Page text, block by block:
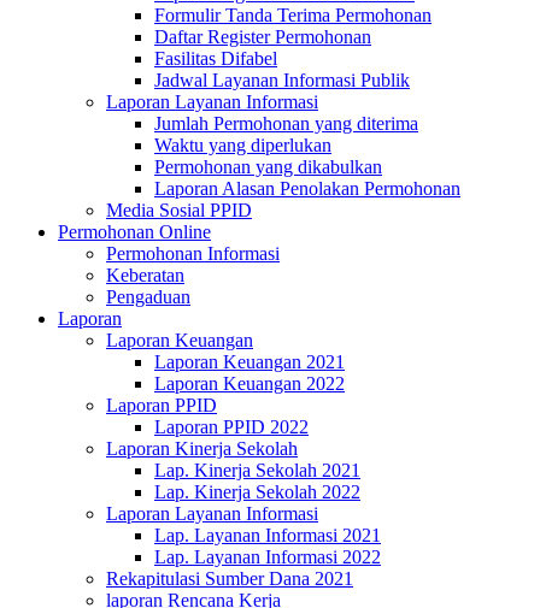
Formulir Tanda Terima Permohonan
Daftar Register Permohonan
Fasilitas Difabel
Jadwal Layanan Informasi Publik
Laporan Layanan Informasi
Jumlah Permohonan yang diterima
Waktu yang diperlukan
Permohonan yang dikabulkan
Laporan Alasan Penolakan Permohonan
Media Sosial PPID
Permohonan Online
Permohonan Informasi
Keberatan
Pengaduan
Laporan
Laporan Keuangan
Laporan Keuangan 2021
Laporan Keuangan 2022
Laporan PPID
Laporan PPID 2022
Laporan Kinerja Sekolah
Lap. Kinerja Sekolah 2021
Lap. Kinerja Sekolah 2022
Laporan Layanan Informasi
Lap. Layanan Informasi 2021
Lap. Layanan Informasi 2022
Rekapitulasi Sumber Dana 2021
laporan Rencana Kerja